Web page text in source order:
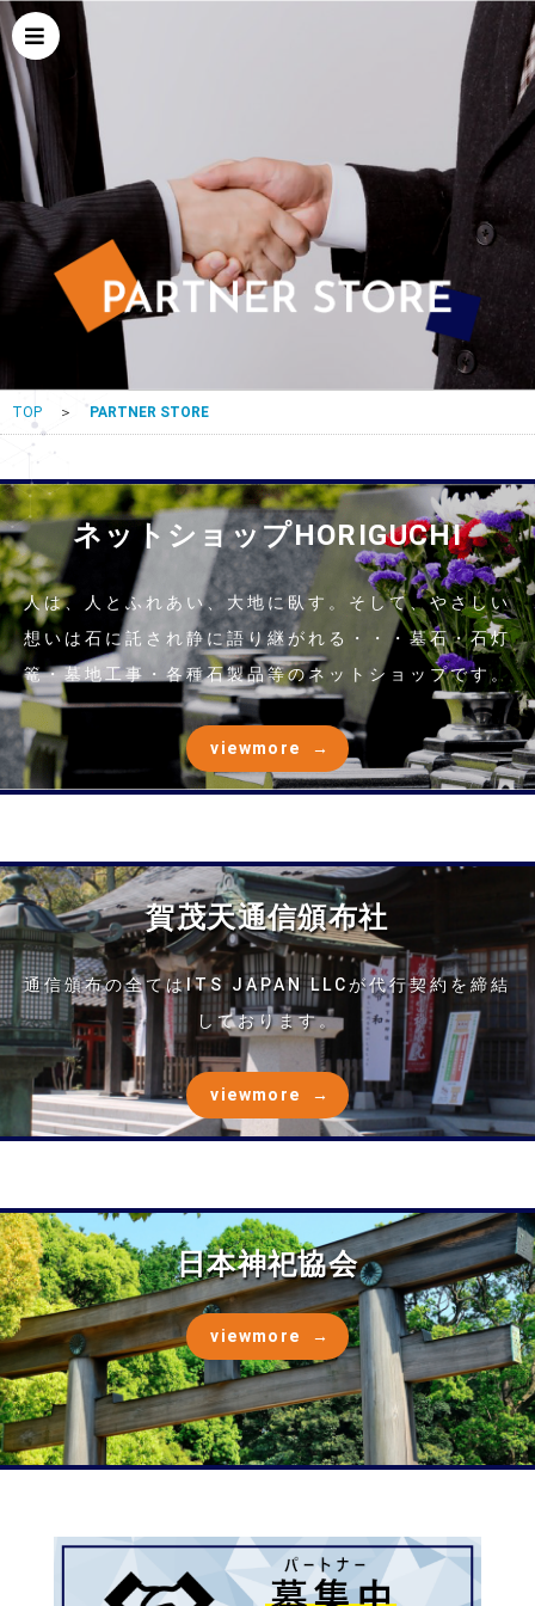
TOP ＞ PARTNER STORE
ネットショップHORIGUCHI
人は、人とふれあい、大地に臥す。そして、やさしい
想いは石に託され静に語り継がれる・・・墓石・石灯
篭・墓地工事・各種石製品等のネットショップです。
viewmore
賀茂天通信頒布社
通信頒布の全てはITS JAPAN LLCが代行契約を締結
しております。
viewmore
日本神祀協会
viewmore